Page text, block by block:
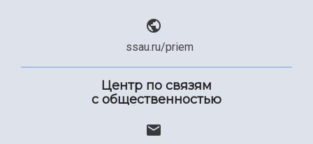
ssau.ru/priem
Центр по связям
с общественностью